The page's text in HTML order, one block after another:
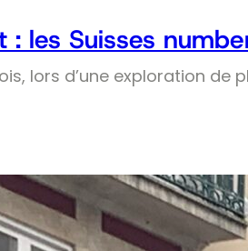
: les Suisses
lors d’une exploration de